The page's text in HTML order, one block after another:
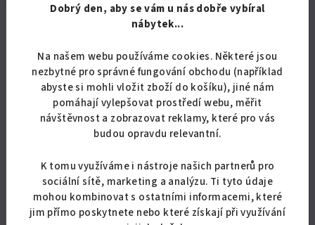
Dobrý den, aby se vám u nás dobře vybíral
nábytek...
Na našem webu používáme cookies. Některé jsou
nezbytné pro správné fungování obchodu (například
abyste si mohli vložit zboží do košíku), jiné nám
pomáhají vylepšovat prostředí webu, měřit
návštěvnost a zobrazovat reklamy, které pro vás
budou opravdu relevantní.
K tomu využíváme i nástroje našich partnerů pro
sociální sítě, marketing a analýzu. Ti tyto údaje
mohou kombinovat s ostatními informacemi, které
jim přímo poskytnete nebo které získají při využívání
Rohová policová skříň Alfa 9
KÓD:5342/BUK